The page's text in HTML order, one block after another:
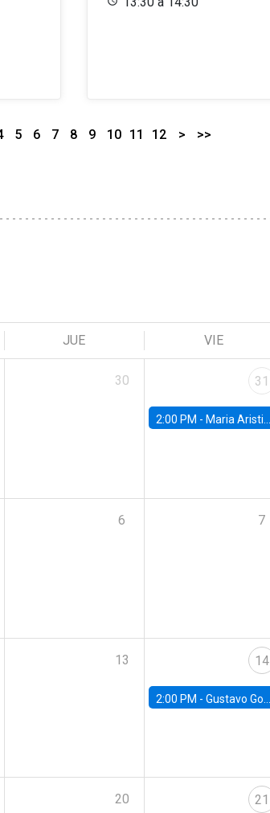
5 6 7 8 9 10 11 12 > >>
JUE VIE
30 31
2:00 PM - Maria Aristizabal-Ramirez, FED Board
6 7
13 14
2:00 PM - Gustavo González - Banco Central de Chile
20 21